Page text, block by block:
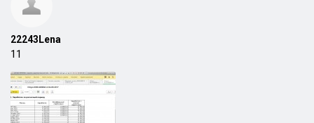
22243Lena
11